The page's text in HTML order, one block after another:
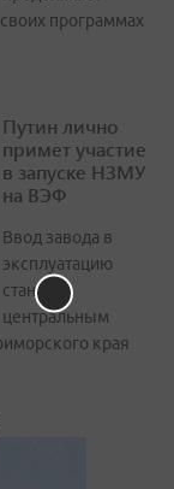
программах
Путин лично
примет участие
в запуске НЗМУ
на ВЭФ
Ввод завода в
эксплуатацию
станет
центральным
края